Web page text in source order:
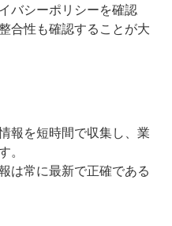
バシーポリシーを確認
合性も確認することが大
報を短時間で収集し、業
は常に最新で正確である